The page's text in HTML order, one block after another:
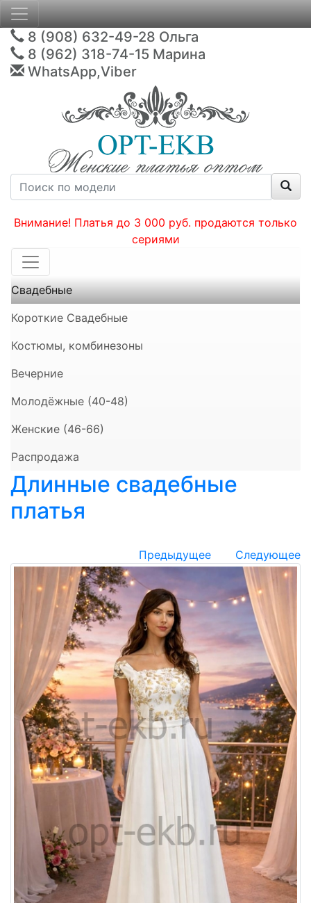
8 (908) 632-49-28 Ольга
8 (962) 318-74-15 Марина
WhatsApp,Viber
Внимание! Платья до 3 000 руб. продаются только
сериями
Свадебные
Короткие Свадебные
Костюмы, комбинезоны
Вечерние
Молодёжные (40-48)
Женские (46-66)
Распродажа
Длинные свадебные
платья
Предыдущее Следующее